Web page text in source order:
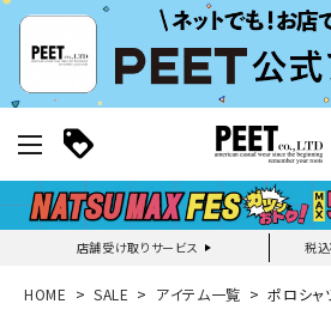
店舗受け取りサービス 税
新規会員登録｜ログイン
HOME SALE アイテム一覧 ポロシャ